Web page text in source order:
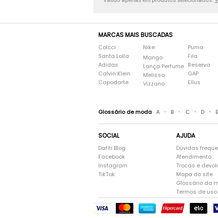
MARCAS MAIS BUSCADAS
Colcci
Santa Lolla
Adidas
Calvin Klein
Capodarte
Nike
Mango
Lança Perfume
Melissa
Vizzano
Puma
Fila
Reserva
GAP
Ellus
Glossário de moda A • B • C • D • E
SOCIAL
Dafiti Blog
Facebook
Instagram
TikTok
AJUDA
Dúvidas
Atendimento
Trocas e
Mapa do site
Glossário da
Termos de uso